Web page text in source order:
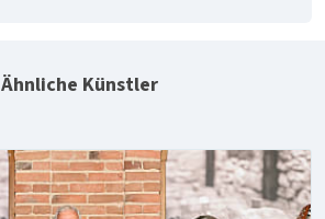
Ähnliche Künstler